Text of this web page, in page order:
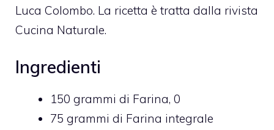
Luca Colombo. La ricetta è tratta dalla rivista
Cucina Naturale.
Ingredienti
150 grammi di Farina, 0
75 grammi di Farina integrale